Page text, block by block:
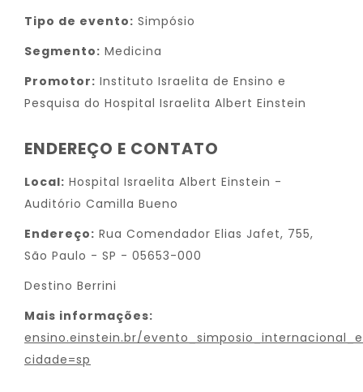
Tipo de evento: Simpósio
Segmento: Medicina
Promotor: Instituto Israelita de Ensino e
Pesquisa do Hospital Israelita Albert Einstein
ENDEREÇO E CONTATO
Local: Hospital Israelita Albert Einstein -
Auditório Camilla Bueno
Endereço: Rua Comendador Elias Jafet, 755,
São Paulo - SP - 05653-000
Destino Berrini
Mais informações:
ensino.einstein.br/
cidade=sp